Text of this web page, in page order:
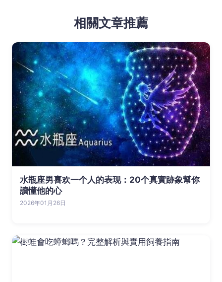
相關文章推薦
水瓶座男喜欢一个人的表现：20个真實跡象幫你
讀懂他的心
2026年01月26日